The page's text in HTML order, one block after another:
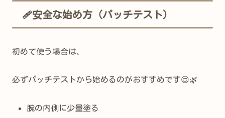
🩹安全な始め方（パッチテスト）
初めて使う場合は、
必ずパッチテストから始めるのがおすすめです😌🌿
腕の内側に少量塗る